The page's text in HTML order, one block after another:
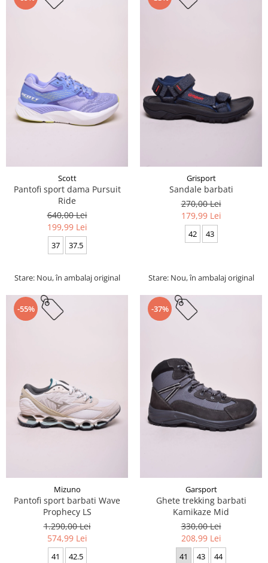
Scott
Pantofi sport dama Pursuit
Ride
640,00 Lei
199,99 Lei
37 37.5
Stare: Nou, în ambalaj original
Grisport
Sandale barbati
270,00 Lei
179,99 Lei
42 43
Stare: Nou, în ambalaj original
-55%
Mizuno
Pantofi sport barbati Wave
Prophecy LS
1.290,00 Lei
574,99 Lei
41 42.5
-37%
Garsport
Ghete trekking barbati
Kamikaze Mid
330,00 Lei
208,99 Lei
41 43 44